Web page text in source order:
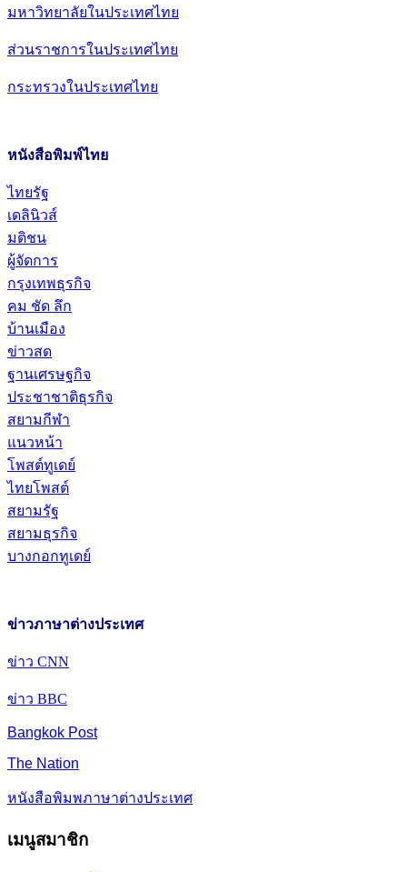
มหาวิทยาลัยในประเทศไทย
ส่วนราชการในประเทศไทย
กระทรวงในประเทศไทย
หนังสือพิมพ์ไทย
ไทยรัฐ
เดลินิวส์
มติชน
ผู้จัดการ
กรุงเทพธุรกิจ
คม ชัด ลึก
บ้านเมือง
ข่าวสด
ฐานเศรษฐกิจ
ประชาชาติธุรกิจ
สยามกีฬา
แนวหน้า
โพสต์ทูเดย์
ไทยโพสต์
สยามรัฐ
สยามธุรกิจ
บางกอกทูเดย์
ข่าวภาษาต่างประเทศ
ข่าว CNN
ข่าว BBC
Bangkok Post
The Nation
หนังสือพิมพภาษาต่างประเทศ
เมนูสมาชิก